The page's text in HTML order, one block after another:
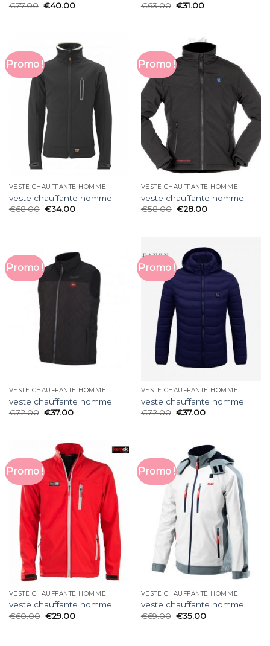
€77.00 €40.00
€63.00 €31.00
Promo !
VESTE CHAUFFANTE HOMME
veste chauffante homme
€68.00 €34.00
Promo !
VESTE CHAUFFANTE HOMME
veste chauffante homme
€58.00 €28.00
Promo !
VESTE CHAUFFANTE HOMME
veste chauffante homme
€72.00 €37.00
Promo !
VESTE CHAUFFANTE HOMME
veste chauffante homme
€72.00 €37.00
Promo !
VESTE CHAUFFANTE HOMME
veste chauffante homme
€60.00 €29.00
Promo !
VESTE CHAUFFANTE HOMME
veste chauffante homme
€69.00 €35.00